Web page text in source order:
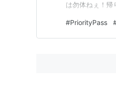
は勿体ねぇ！帰
くと良い。ﾊﾅｻ
#PriorityPass